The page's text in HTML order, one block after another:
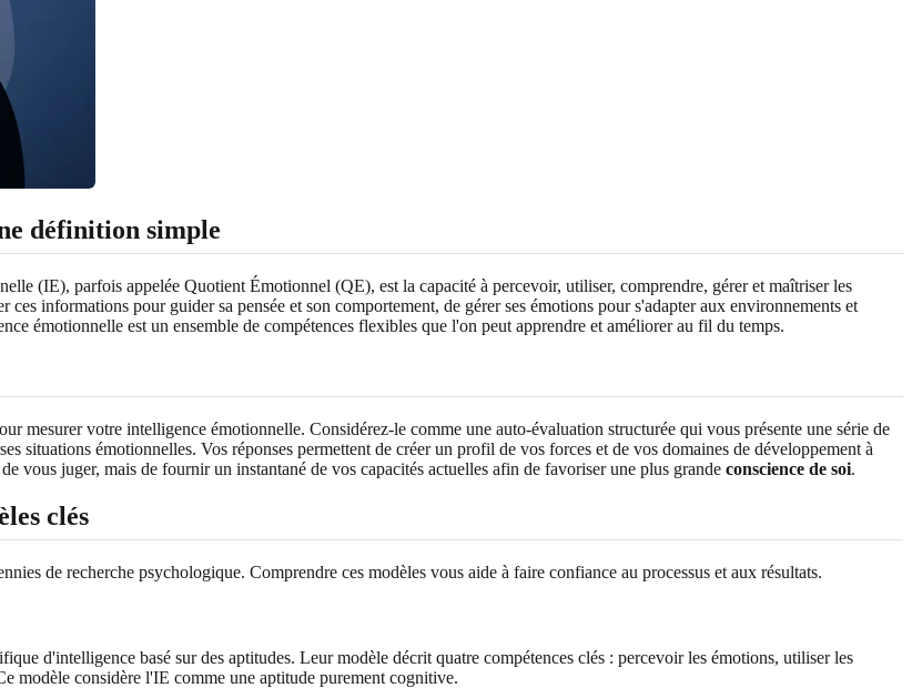
définition simple
(IE), parfois appelée Quotient Émotionnel (QE), est la capacité à percevoir, utiliser, comprendre, gérer et maîtriser les
informations pour guider sa pensée et son comportement, de gérer ses émotions pour s'adapter aux environnements et
émotionnelle est un ensemble de compétences flexibles que l'on peut apprendre et améliorer au fil du temps.
mesurer votre intelligence émotionnelle. Considérez-le comme une auto-évaluation structurée qui vous présente une série de
situations émotionnelles. Vos réponses permettent de créer un profil de vos forces et de vos domaines de développement à
vous juger, mais de fournir un instantané de vos capacités actuelles afin de favoriser une plus grande conscience de soi.
clés
de recherche psychologique. Comprendre ces modèles vous aide à faire confiance au processus et aux résultats.
d'intelligence basé sur des aptitudes. Leur modèle décrit quatre compétences clés : percevoir les émotions, utiliser les
modèle considère l'IE comme une aptitude purement cognitive.